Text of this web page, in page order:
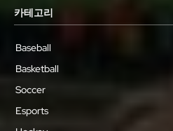
카테고리
Baseball
Basketball
Soccer
Esports